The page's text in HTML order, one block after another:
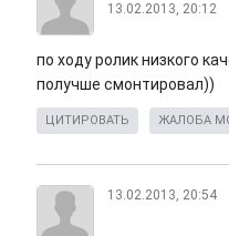
13.02.2013, 20:12
по ходу ролик низкого
получше смонтировал))
ЦИТИРОВАТЬ ЖАЛОБА
13.02.2013, 20:54